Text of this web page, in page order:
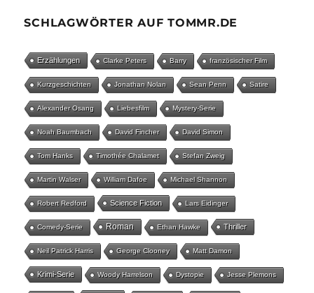
SCHLAGWÖRTER AUF TOMMR.DE
Erzählungen Clarke Peters Barry französischer Film
Kurzgeschichten Jonathan Nolan Sean Penn Satire
Alexander Osang Liebesfilm Mystery-Serie
Noah Baumbach David Fincher David Simon
Tom Hanks Timothée Chalamet Stefan Zweig
Martin Walser William Dafoe Michael Shannon
Robert Redford Science Fiction Lars Eidinger
Comedy-Serie Roman Ethan Hawke Thriller
Neil Patrick Harris George Clooney Matt Damon
Krimi-Serie Woody Harrelson Dystopie Jesse Plemons